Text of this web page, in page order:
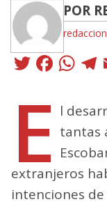
POR
Twitter
E l
tantas
extranjeros
intenciones